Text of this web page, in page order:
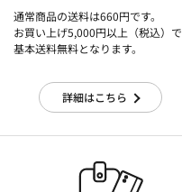
通常商品の送料は660円です。
お買い上げ5,000円以上（税込）で
基本送料無料となります。
詳細はこちら